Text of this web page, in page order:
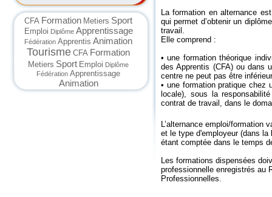
CFA Formation Metiers Sport
Emploi Diplôme Apprentissage
Fédération Apprentis Animation
Tourisme CFA Formation
Metiers Sport Emploi Diplôme
Fédération Apprentissage
Animation
La formation en alternance
qui permet d’obtenir un
travail.
Elle comprend :
• une formation théorique
des Apprentis (CFA) ou dans
centre ne peut pas être
• une formation pratique chez
locale), sous la
contrat de travail, dans le
L’alternance emploi/formation
et le type d'employeur (dans
étant comptée dans le temps
Les formations dispensées
professionnelle enregistrés au
Professionnelles.